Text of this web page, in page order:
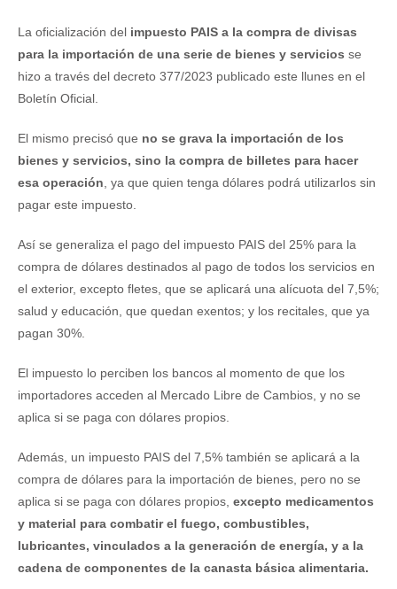
La oficialización del impuesto PAIS a la compra de divisas
para la importación de una serie de bienes y servicios se
hizo a través del decreto 377/2023 publicado este llunes en el
Boletín Oficial.
El mismo precisó que no se grava la importación de los
bienes y servicios, sino la compra de billetes para hacer
esa operación , ya que quien tenga dólares podrá utilizarlos sin
pagar este impuesto.
Así se generaliza el pago del impuesto PAIS del 25% para la
compra de dólares destinados al pago de todos los servicios en
el exterior, excepto fletes, que se aplicará una alícuota del 7,5%;
salud y educación, que quedan exentos; y los recitales, que ya
pagan 30%.
El impuesto lo perciben los bancos al momento de que los
importadores acceden al Mercado Libre de Cambios, y no se
aplica si se paga con dólares propios.
Además, un impuesto PAIS del 7,5% también se aplicará a la
compra de dólares para la importación de bienes, pero no se
aplica si se paga con dólares propios, excepto medicamentos
y material para combatir el fuego, combustibles,
lubricantes, vinculados a la generación de energía, y a la
cadena de componentes de la canasta básica alimentaria.